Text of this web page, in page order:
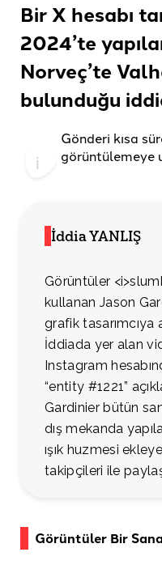
Bir X hesabı
2024’te
Norveç’te
bulunduğu
Gönderi kısa
görüntülemeye
İddia YANLIŞ
Görüntüler
kullanan Jason
grafik tasarımcıya
İddiada yer alan
Instagram
“entity #1221”
Gardinier bütün
dış mekanda
ışık huzmesi
takipçileri ile
Görüntüler Bir